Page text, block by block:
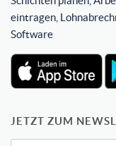
eintragen,
Software
JETZT ZUM